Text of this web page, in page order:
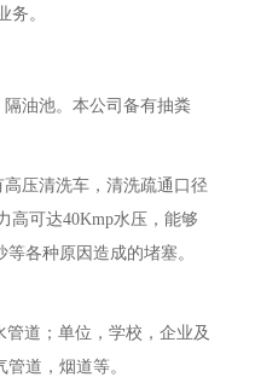
务。
油池。本公司备有抽粪
压清洗车，清洗疏通口径
高可达40Kmp水压，能够
各种原因造成的堵塞。
道；单位，学校，企业及
道，烟道等。